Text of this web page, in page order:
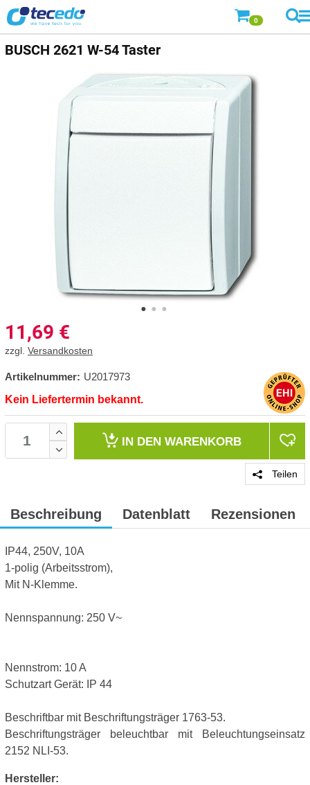
0
BUSCH 2621 W-54 Taster
11,69 €
zzgl. Versandkosten
Artikelnummer: U2017973
Kein Liefertermin bekannt.
IN DEN WARENKORB
Teilen
Beschreibung Datenblatt Rezensionen
IP44, 250V, 10A
1-polig (Arbeitsstrom),
Mit N-Klemme.
Nennspannung: 250 V~
Nennstrom: 10 A
Schutzart Gerät: IP 44
Beschriftbar mit Beschriftungsträger 1763-53.
Beschriftungsträger beleuchtbar mit Beleuchtungseinsatz
2152 NLI-53.
Hersteller: